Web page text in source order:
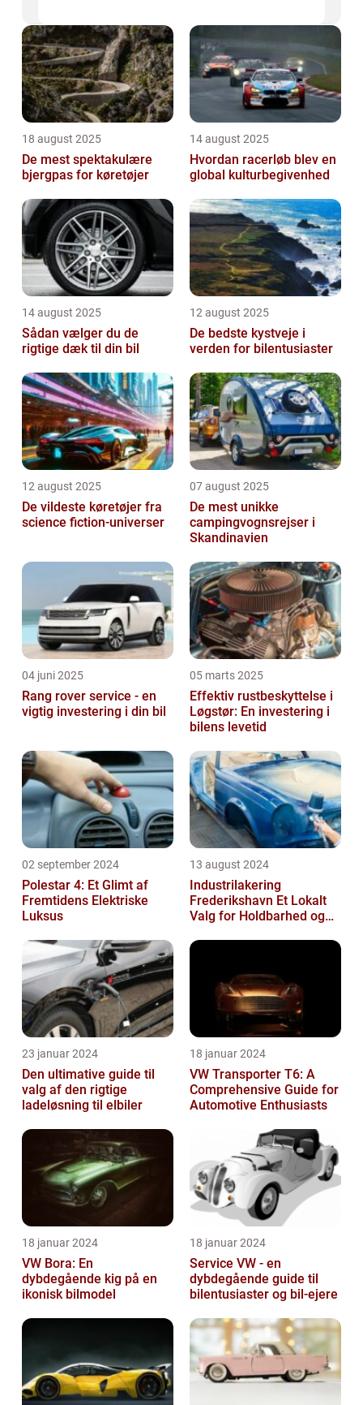
18 august 2025
De mest spektakulære
bjergpas for køretøjer
14 august 2025
Hvordan racerløb blev en
global kulturbegivenhed
14 august 2025
Sådan vælger du de
rigtige dæk til din bil
12 august 2025
De bedste kystveje i
verden for bilentusiaster
12 august 2025
De vildeste køretøjer fra
science fiction-universer
07 august 2025
De mest unikke
campingvognsrejser i
Skandinavien
04 juni 2025
Rang rover service - en
vigtig investering i din bil
05 marts 2025
Effektiv rustbeskyttelse i
Løgstør: En investering i
bilens levetid
02 september 2024
Polestar 4: Et Glimt af
Fremtidens Elektriske
Luksus
13 august 2024
Industrilakering
Frederikshavn Et Lokalt
Valg for Holdbarhed og
23 januar 2024
Den ultimative guide til
valg af den rigtige
ladeløsning til elbiler
18 januar 2024
VW Transporter T6: A
Comprehensive Guide for
Automotive Enthusiasts
18 januar 2024
VW Bora: En
dybdegående kig på en
ikonisk bilmodel
18 januar 2024
Service VW - en
dybdegående guide til
bilentusiaster og bil-ejere